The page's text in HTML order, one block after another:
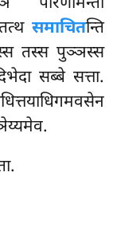
समाचितन्ति
तस्स पुञ्ञस्स
सब्बे सत्ता.